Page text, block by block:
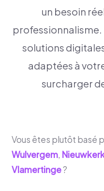
un besoin
professionnalisme.
solutions
adaptées à
surcharger
Vous êtes plutôt basé
Wulvergem,
Vlamertinge?